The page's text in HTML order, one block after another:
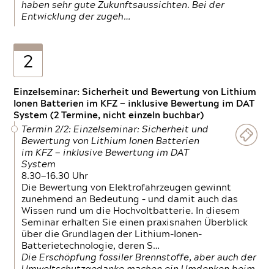
haben sehr gute Zukunftsaussichten. Bei der
Entwicklung der zugeh…
2
Einzelseminar: Sicherheit und Bewertung von Lithium
Ionen Batterien im KFZ — inklusive Bewertung im DAT
System (2 Termine, nicht einzeln buchbar)
Termin 2/2: Einzelseminar: Sicherheit und
Bewertung von Lithium Ionen Batterien
im KFZ — inklusive Bewertung im DAT
System
8.30—16.30 Uhr
Die Bewertung von Elektrofahrzeugen gewinnt
zunehmend an Bedeutung – und damit auch das
Wissen rund um die Hochvoltbatterie. In diesem
Seminar erhalten Sie einen praxisnahen Überblick
über die Grundlagen der Lithium-Ionen-
Batterietechnologie, deren S…
Die Erschöpfung fossiler Brennstoffe, aber auch der